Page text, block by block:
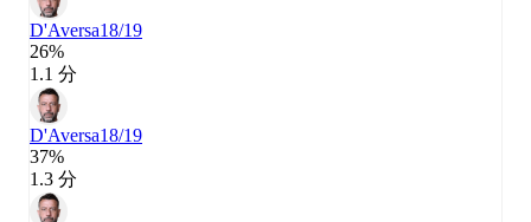
D'Aversa18/19
26%
1.1 分
D'Aversa18/19
37%
1.3 分